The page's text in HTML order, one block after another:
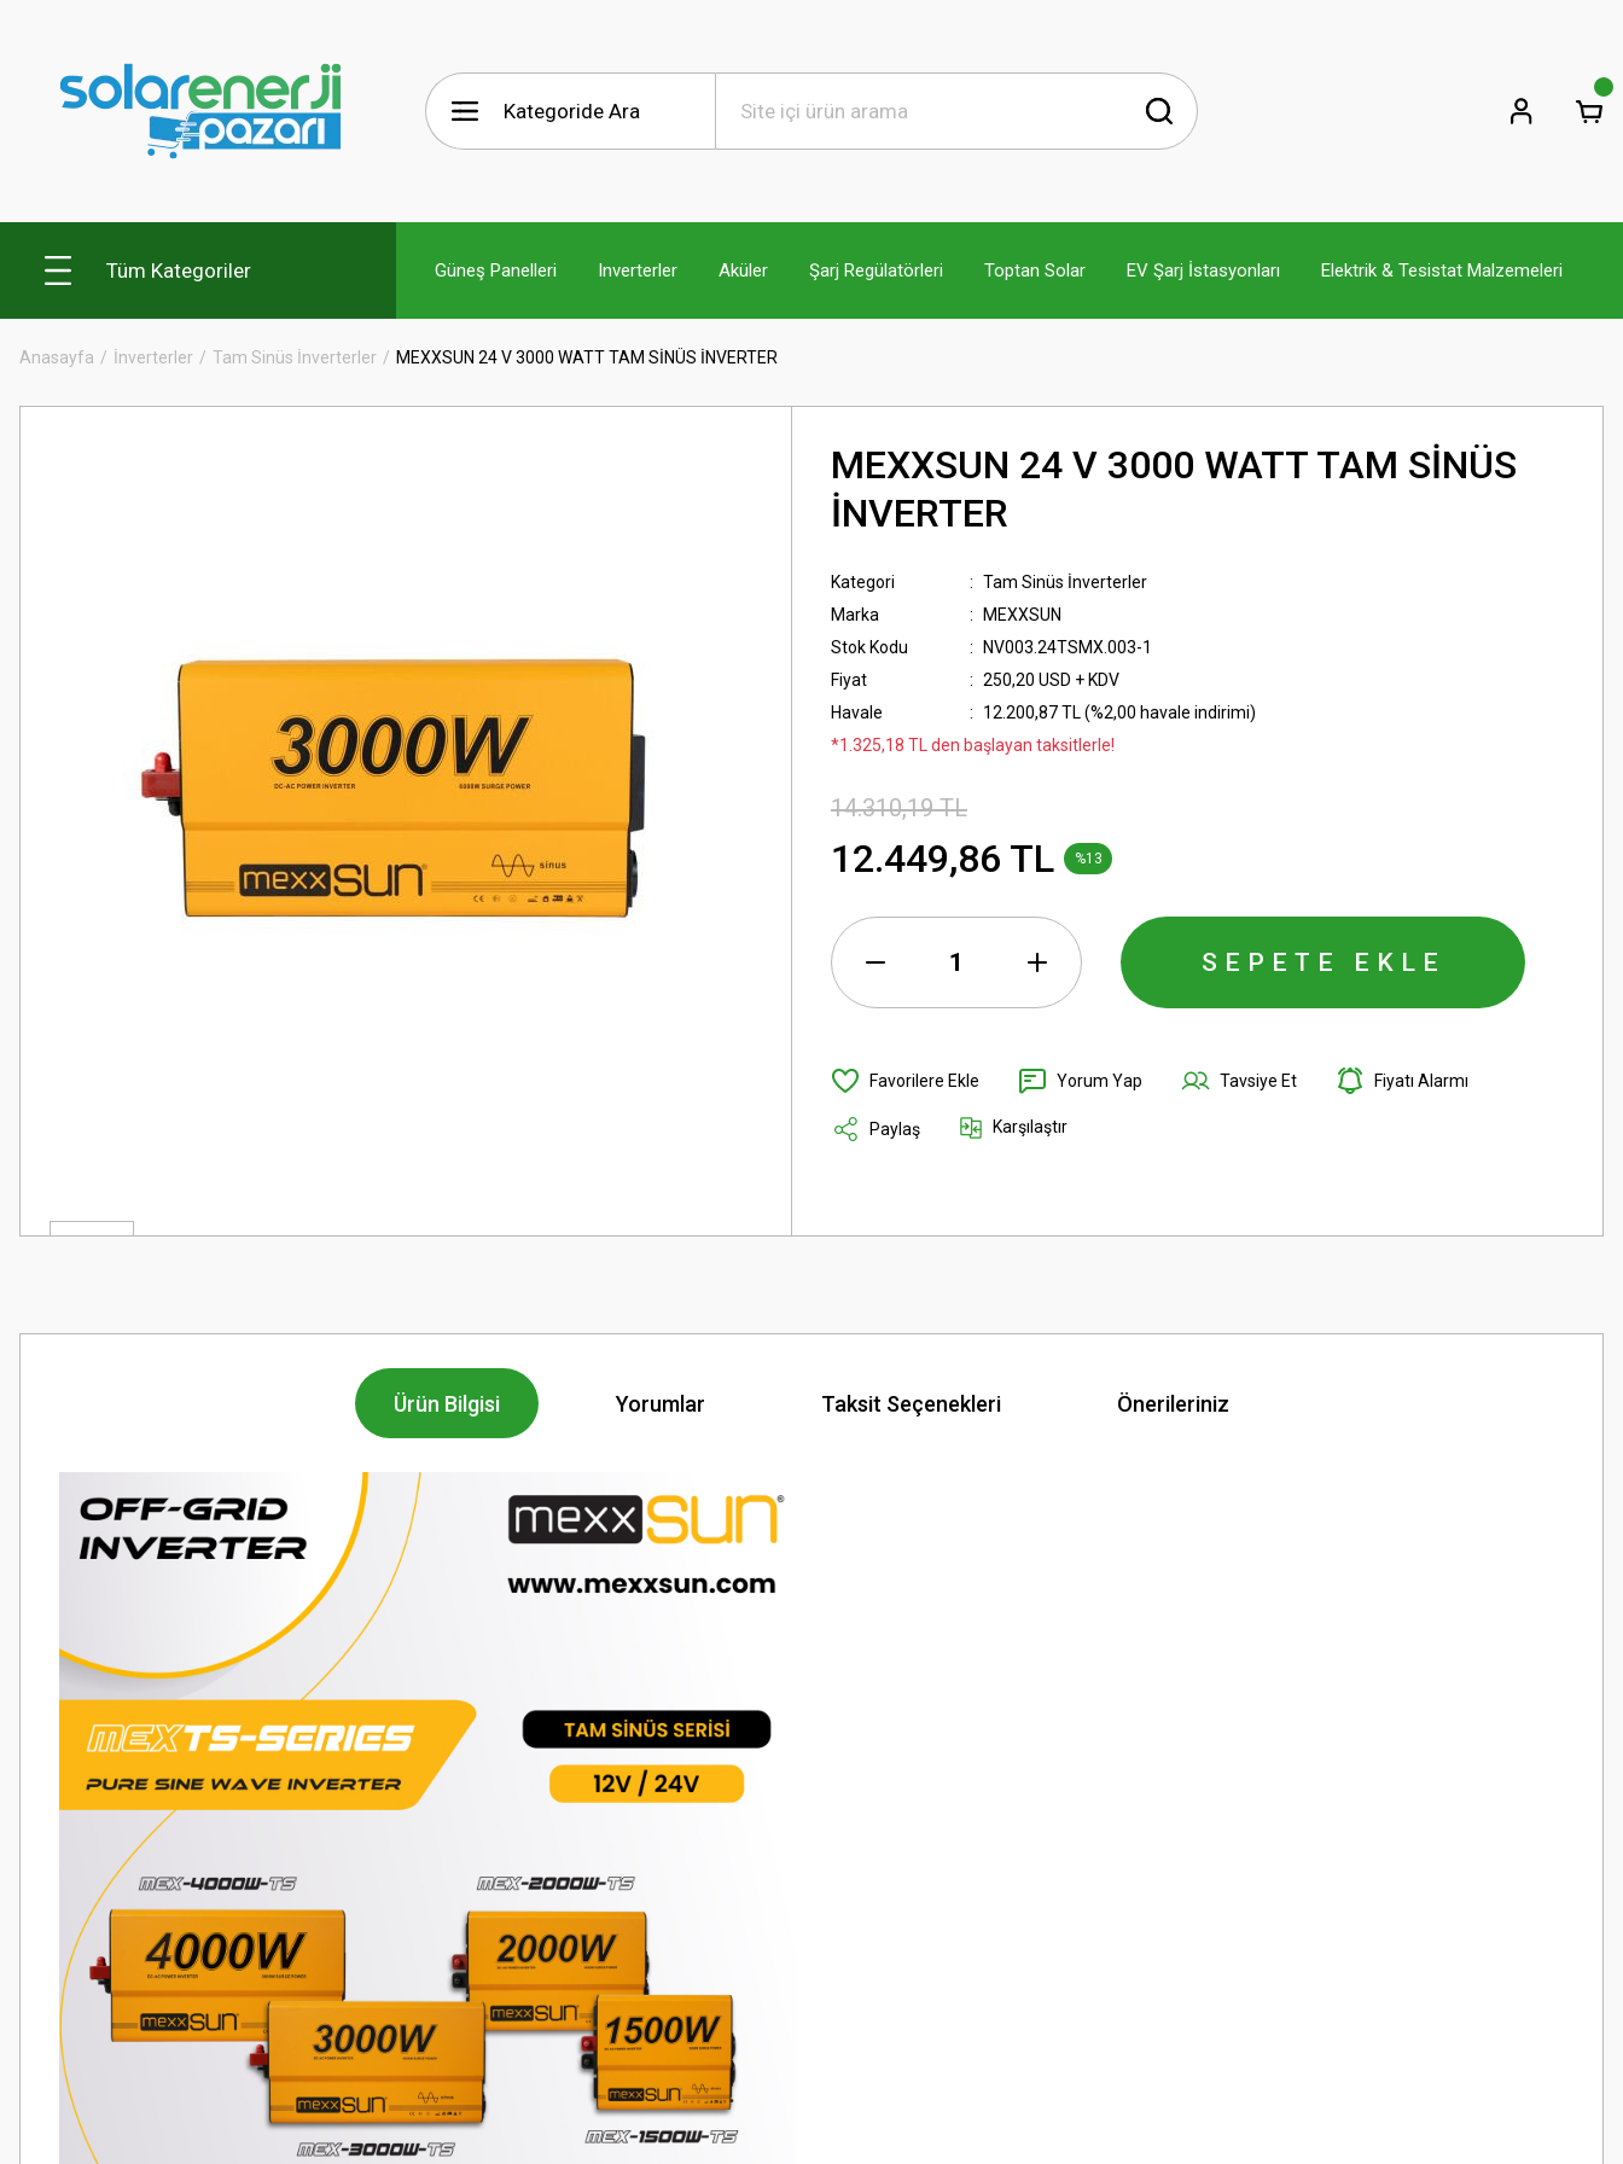
Tüm Kategoriler Güneş Panelleri Inverterler Aküler Şarj Regülatörleri Toptan Solar EV Şarj İstasyonları Elektrik & Tesistat Malzemeleri
Anasayfa İnverterler Tam Sinüs İnverterler MEXXSUN 24 V 3000 WATT TAM SİNÜS İNVERTER
MEXXSUN 24 V 3000 WATT TAM SİNÜS
İNVERTER
Kategori
Tam Sinüs İnverterler
Marka
MEXXSUN
Stok Kodu
NV003.24TSMX.003-1
Fiyat
250,20 USD + KDV
Havale
12.200,87 TL (%2,00 havale indirimi)
*1.325,18 TL den başlayan taksitlerle!
14.310,19 TL
12.449,86 TL %13
SEPETE EKLE
Yorum Yap Tavsiye Et Fiyatı Alarmı
Paylaş Karşılaştır
Ürün Bilgisi Yorumlar Taksit Seçenekleri Önerileriniz